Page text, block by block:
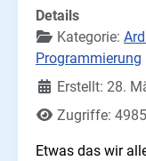
Details
Kategorie:
Programmierung
Erstellt: 28.
Zugriffe: 4985
Etwas das wir